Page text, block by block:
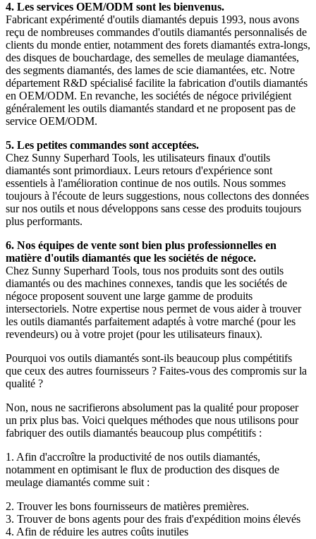
4. Les services OEM/ODM sont les bienvenus.
Fabricant expérimenté d'outils diamantés depuis 1993, nous avons
reçu de nombreuses commandes d'outils diamantés personnalisés de
clients du monde entier, notamment des forets diamantés extra-longs,
des disques de bouchardage, des semelles de meulage diamantées,
des segments diamantés, des lames de scie diamantées, etc. Notre
département R&D spécialisé facilite la fabrication d'outils diamantés
en OEM/ODM. En revanche, les sociétés de négoce privilégient
généralement les outils diamantés standard et ne proposent pas de
service OEM/ODM.
5. Les petites commandes sont acceptées.
Chez Sunny Superhard Tools, les utilisateurs finaux d'outils
diamantés sont primordiaux. Leurs retours d'expérience sont
essentiels à l'amélioration continue de nos outils. Nous sommes
toujours à l'écoute de leurs suggestions, nous collectons des données
sur nos outils et nous développons sans cesse des produits toujours
plus performants.
6. Nos équipes de vente sont bien plus professionnelles en
matière d'outils diamantés que les sociétés de négoce.
Chez Sunny Superhard Tools, tous nos produits sont des outils
diamantés ou des machines connexes, tandis que les sociétés de
négoce proposent souvent une large gamme de produits
intersectoriels. Notre expertise nous permet de vous aider à trouver
les outils diamantés parfaitement adaptés à votre marché (pour les
revendeurs) ou à votre projet (pour les utilisateurs finaux).
Pourquoi vos outils diamantés sont-ils beaucoup plus compétitifs
que ceux des autres fournisseurs ? Faites-vous des compromis sur la
qualité ?
Non, nous ne sacrifierons absolument pas la qualité pour proposer
un prix plus bas. Voici quelques méthodes que nous utilisons pour
fabriquer des outils diamantés beaucoup plus compétitifs :
1. Afin d'accroître la productivité de nos outils diamantés,
notamment en optimisant le flux de production des disques de
meulage diamantés comme suit :
2. Trouver les bons fournisseurs de matières premières.
3. Trouver de bons agents pour des frais d'expédition moins élevés
4. Afin de réduire les autres coûts inutiles